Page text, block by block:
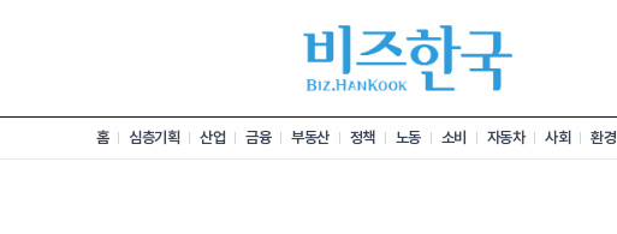
홈 심층기획 산업 금융 부동산 정책 노동 소비 자동차 사회 환경